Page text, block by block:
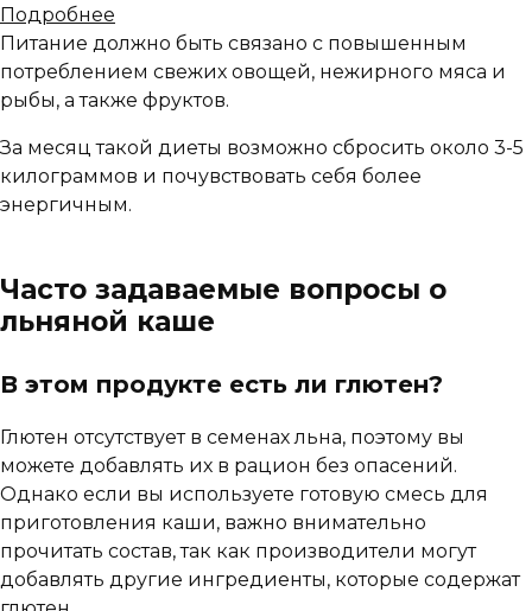
Подробнее
Питание должно быть связано с повышенным
потреблением свежих овощей, нежирного мяса и
рыбы, а также фруктов.
За месяц такой диеты возможно сбросить около 3-5
килограммов и почувствовать себя более
энергичным.
Часто задаваемые вопросы о
льняной каше
В этом продукте есть ли глютен?
Глютен отсутствует в семенах льна, поэтому вы
можете добавлять их в рацион без опасений.
Однако если вы используете готовую смесь для
приготовления каши, важно внимательно
прочитать состав, так как производители могут
добавлять другие ингредиенты, которые содержат